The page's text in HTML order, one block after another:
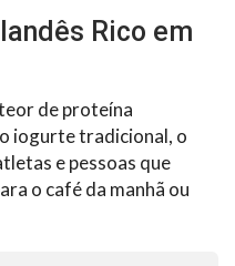
Rico em
de proteína
iogurte tradicional, o
e pessoas que
o café da manhã ou